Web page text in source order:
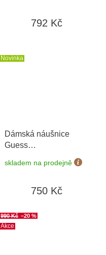
792 Kč
Novinka
Dámská náušnice
Guess
JUBE06258JWYGT/U
+ možnost výměny do
skladem na prodejně
750 Kč
Akce
990 Kč –20 %